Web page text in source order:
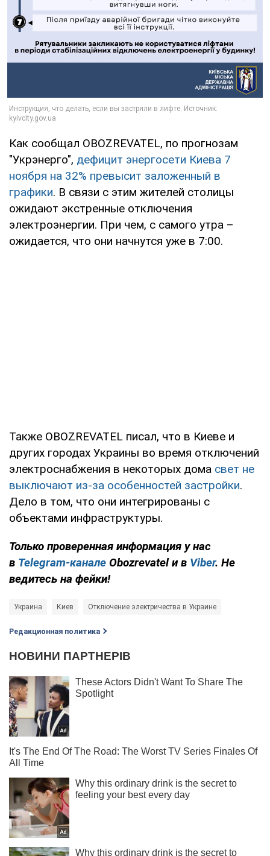
Как сообщал OBOZREVATEL, по прогнозам
"Укрэнерго", дефицит энергосети Киева 7
ноября на 32% превысит заложенный в
графики. В связи с этим жителей столицы
ожидают экстренные отключения
электроэнергии. При чем, с самого утра –
ожидается, что они начнутся уже в 7:00.
Также OBOZREVATEL писал, что в Киеве и
других городах Украины во время отключений
электроснабжения в некоторых дома свет не
выключают из-за особенностей застройки.
Дело в том, что они интегрированы с
объектами инфраструктуры.
Только проверенная информация у нас
в Telegram-канале Obozrevatel и в Viber. Не
ведитесь на фейки!
Украина Киев Отключение электричества в Украине
Редакционная политика